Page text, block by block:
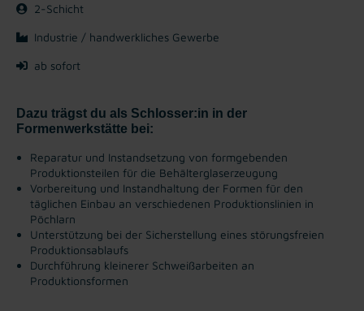
2-Schicht
Industrie / handwerkliches Gewerbe
ab sofort
Dazu trägst du als Schlosser:in in der
Formenwerkstätte bei:
Reparatur und Instandsetzung von formgebenden
Produktionsteilen für die Behälterglaserzeugung
Vorbereitung und Instandhaltung der Formen für den
täglichen Einbau an verschiedenen Produktionslinien in
Pöchlarn
Unterstützung bei der Sicherstellung eines störungsfreien
Produktionsablaufs
Durchführung kleinerer Schweißarbeiten an
Produktionsformen